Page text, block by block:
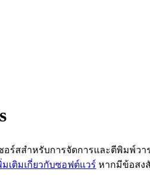
ซอร์สสำหรับการจัดการและตีพิม
เติมเกี่ยวกับซอฟต์แวร์ หากมีข้อสง